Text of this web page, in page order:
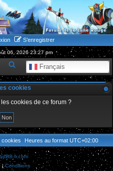
S’enregistrer
06, 2026 23:27 pm
Français
e
c
h
h
e
cookies
cookies de ce forum ?
Heures au format UTC+02:00
cookies
fr.com
|Conditions